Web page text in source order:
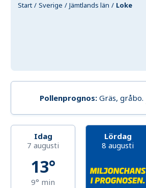
Start Sverige Jämtlands län
Loke
Pollenprognos: Gräs, gråbo.
Idag
7 augusti
13°
9° min
Lördag
8 augusti